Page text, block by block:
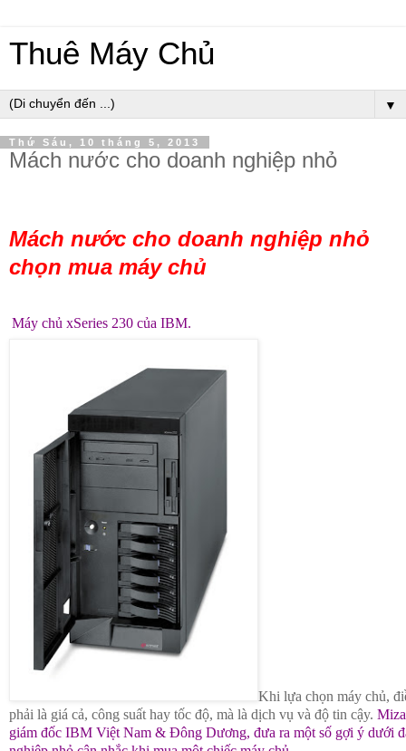
Thuê Máy Chủ
▼
Thứ Sáu, 10 tháng 5, 2013
Mách nước cho doanh nghiệp nhỏ
Mách nước cho doanh nghiệp nhỏ
chọn mua máy chủ
Máy chủ xSeries 230 của IBM.
Khi lựa chọn máy chủ,
phải là giá cả, công suất hay tốc độ, mà là dịch vụ và độ tin cậy.
giám đốc IBM Việt Nam & Đông Dương, đưa ra một số gợi ý dưới